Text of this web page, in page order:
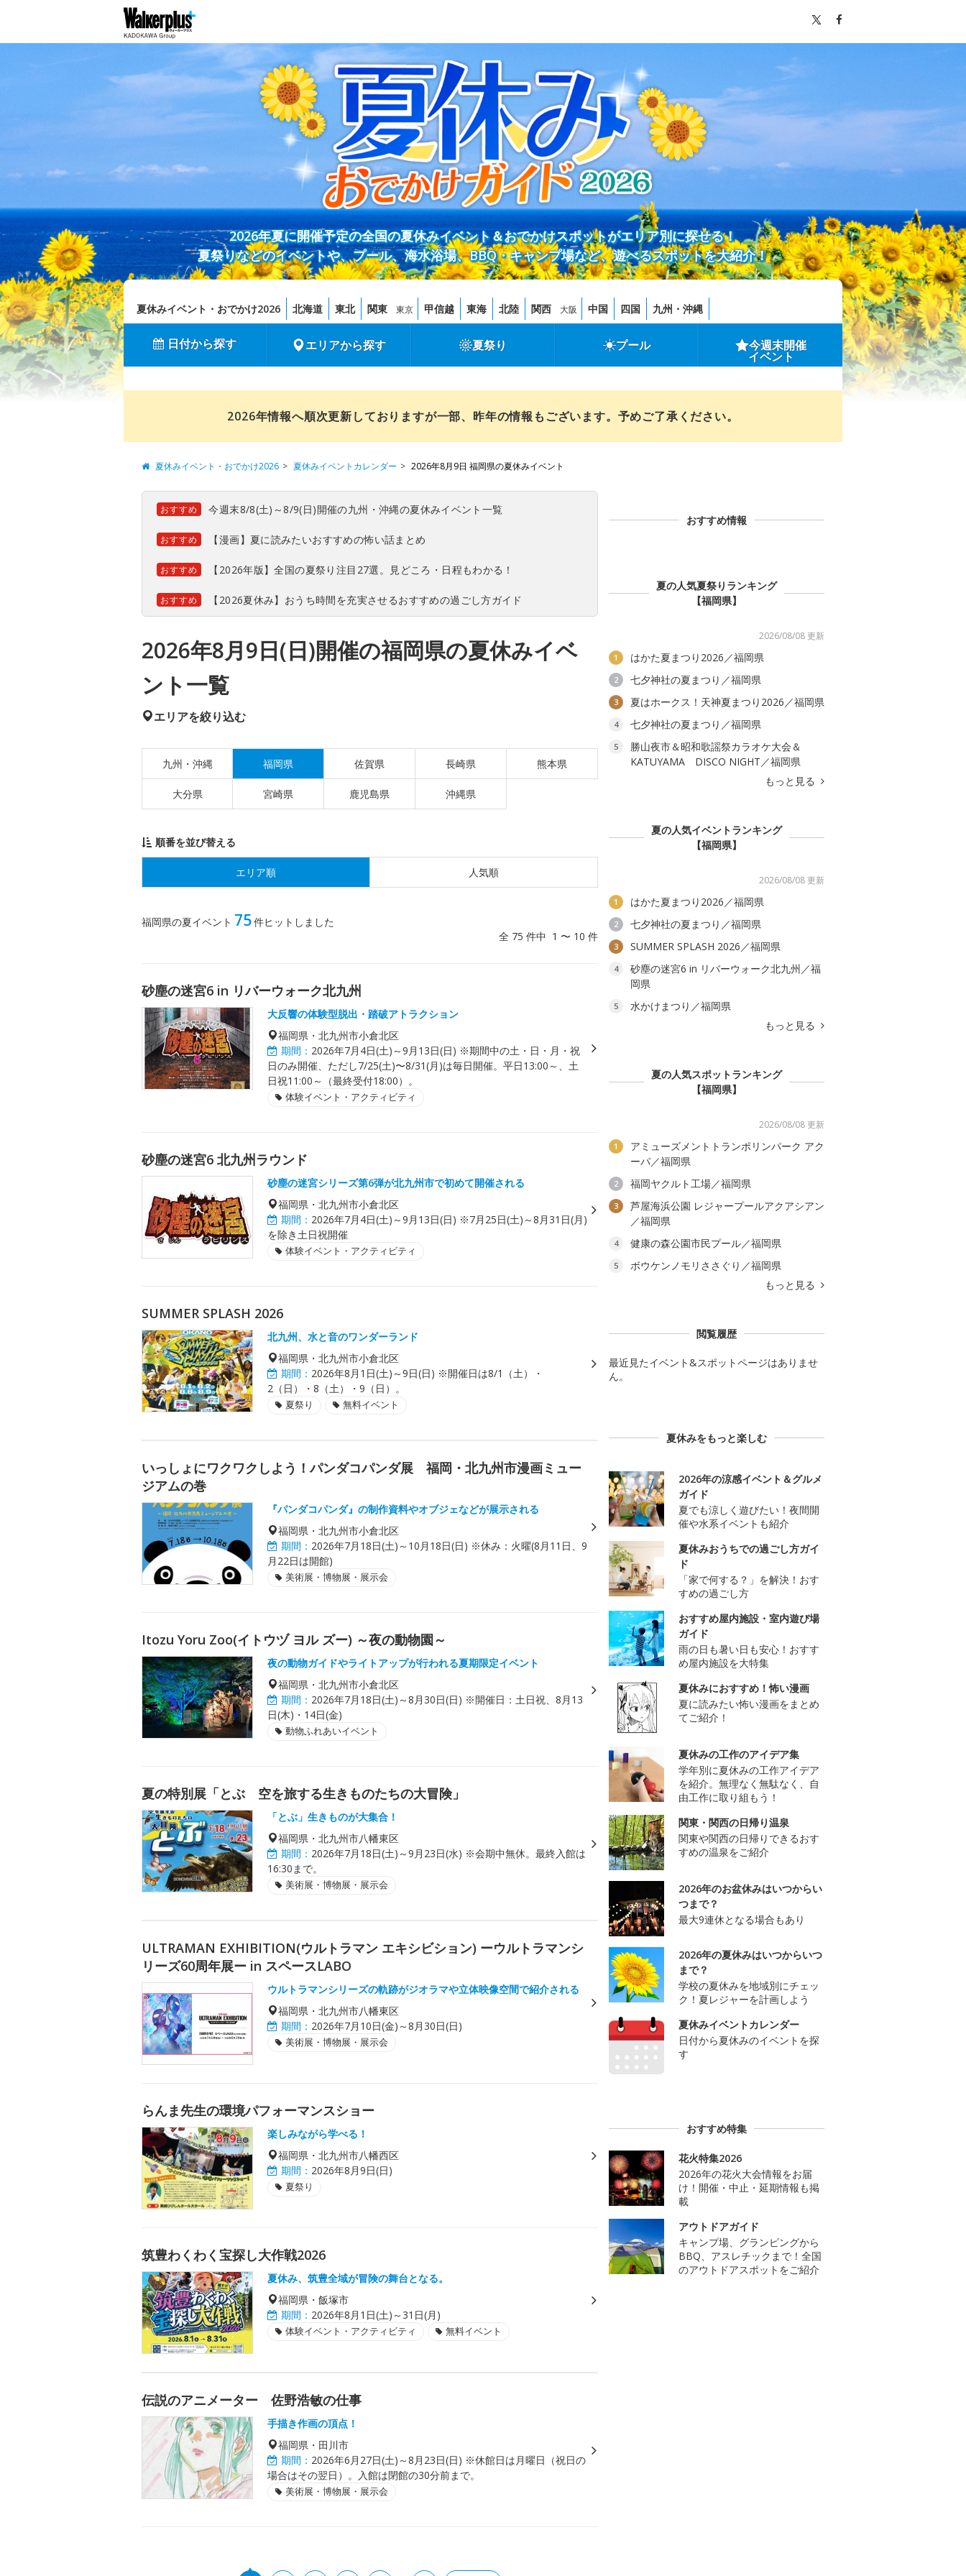
2026年夏に開催予定の全国の夏休みイベント＆おでかけスポットがエリア別に探せる！
夏祭りなどのイベントや、プール、海水浴場、BBQ・キャンプ場など、遊べるスポットを大紹介！
夏休みイベント・おでかけ2026 北海道 東北 関東 東京 甲信越 東海 北陸 関西 大阪 中国 四国 九州・沖縄
日付から探す エリアから探す 夏祭り プール 今週末開催
イベント
2026年情報へ順次更新しておりますが一部、昨年の情報もございます。予めご了承ください。
夏休みイベント・おでかけ2026 夏休みイベントカレンダー 2026年8月9日 福岡県の夏休みイベント
おすすめ 今週末8/8(土)～8/9(日)開催の九州・沖縄の夏休みイベント一覧
おすすめ 【漫画】夏に読みたいおすすめの怖い話まとめ
おすすめ 【2026年版】全国の夏祭り注目27選。見どころ・日程もわかる！
おすすめ 【2026夏休み】おうち時間を充実させるおすすめの過ごし方ガイド
2026年8月9日(日)開催の福岡県の夏休みイベ
ント一覧
エリアを絞り込む
九州・沖縄 福岡県 佐賀県 長崎県 熊本県
大分県 宮崎県 鹿児島県 沖縄県
順番を並び替える
エリア順 人気順
福岡県の夏イベント 75件ヒットしました
全 75 件中 1 〜 10 件
砂塵の迷宮6 in リバーウォーク北九州
大反響の体験型脱出・踏破アトラクション
福岡県・北九州市小倉北区
期間： 2026年7月4日(土)～9月13日(日) ※期間中の土・日・月・祝
日のみ開催、ただし7/25(土)〜8/31(月)は毎日開催。平日13:00～、土
日祝11:00～（最終受付18:00）。
体験イベント・アクティビティ
砂塵の迷宮6 北九州ラウンド
砂塵の迷宮シリーズ第6弾が北九州市で初めて開催される
福岡県・北九州市小倉北区
期間： 2026年7月4日(土)～9月13日(日) ※7月25日(土)～8月31日(月)
を除き土日祝開催
体験イベント・アクティビティ
SUMMER SPLASH 2026
北九州、水と音のワンダーランド
福岡県・北九州市小倉北区
期間： 2026年8月1日(土)～9日(日) ※開催日は8/1（土）・
2（日）・8（土）・9（日）。
夏祭り 無料イベント
いっしょにワクワクしよう！パンダコパンダ展 福岡・北九州市漫画ミュー
ジアムの巻
『パンダコパンダ』の制作資料やオブジェなどが展示される
福岡県・北九州市小倉北区
期間： 2026年7月18日(土)～10月18日(日) ※休み：火曜(8月11日、9
月22日は開館)
美術展・博物展・展示会
Itozu Yoru Zoo(イトウヅ ヨル ズー) ～夜の動物園～
夜の動物ガイドやライトアップが行われる夏期限定イベント
福岡県・北九州市小倉北区
期間： 2026年7月18日(土)～8月30日(日) ※開催日：土日祝、8月13
日(木)・14日(金)
動物ふれあいイベント
夏の特別展「とぶ 空を旅する生きものたちの大冒険」
「とぶ」生きものが大集合！
福岡県・北九州市八幡東区
期間： 2026年7月18日(土)～9月23日(水) ※会期中無休。最終入館は
16:30まで。
美術展・博物展・展示会
ULTRAMAN EXHIBITION(ウルトラマン エキシビション) ーウルトラマンシ
リーズ60周年展ー in スペースLABO
ウルトラマンシリーズの軌跡がジオラマや立体映像空間で紹介される
福岡県・北九州市八幡東区
期間： 2026年7月10日(金)～8月30日(日)
美術展・博物展・展示会
らんま先生の環境パフォーマンスショー
楽しみながら学べる！
福岡県・北九州市八幡西区
期間： 2026年8月9日(日)
夏祭り
筑豊わくわく宝探し大作戦2026
夏休み、筑豊全域が冒険の舞台となる。
福岡県・飯塚市
期間： 2026年8月1日(土)～31日(月)
体験イベント・アクティビティ 無料イベント
伝説のアニメーター 佐野浩敏の仕事
手描き作画の頂点！
福岡県・田川市
期間： 2026年6月27日(土)～8月23日(日) ※休館日は月曜日（祝日の
場合はその翌日）。入館は閉館の30分前まで。
美術展・博物展・展示会
おすすめ情報
夏の人気夏祭りランキング
【福岡県】
2026/08/08 更新
1 はかた夏まつり2026／福岡県
2 七夕神社の夏まつり／福岡県
3 夏はホークス！天神夏まつり2026／福岡県
4 七夕神社の夏まつり／福岡県
5
勝山夜市＆昭和歌謡祭カラオケ大会＆
KATUYAMA DISCO NIGHT／福岡県
もっと見る
夏の人気イベントランキング
【福岡県】
2026/08/08 更新
1 はかた夏まつり2026／福岡県
2 七夕神社の夏まつり／福岡県
3 SUMMER SPLASH 2026／福岡県
4
砂塵の迷宮6 in リバーウォーク北九州／福
岡県
5
水かけまつり／福岡県
もっと見る
夏の人気スポットランキング
【福岡県】
2026/08/08 更新
1
アミューズメントトランポリンパーク アク
ーパ／福岡県
2 福岡ヤクルト工場／福岡県
3
芦屋海浜公園 レジャープールアクアシアン
／福岡県
4 健康の森公園市民プール／福岡県
5
ボウケンノモリささぐり／福岡県
もっと見る
閲覧履歴
最近見たイベント&スポットページはありませ
ん。
夏休みをもっと楽しむ
2026年の涼感イベント＆グルメ
ガイド
夏でも涼しく遊びたい！夜間開
催や水系イベントも紹介
夏休みおうちでの過ごし方ガイ
ド
「家で何する？」を解決！おす
すめの過ごし方
おすすめ屋内施設・室内遊び場
ガイド
雨の日も暑い日も安心！おすす
め屋内施設を大特集
夏休みにおすすめ！怖い漫画
夏に読みたい怖い漫画をまとめ
てご紹介！
夏休みの工作のアイデア集
学年別に夏休みの工作アイデア
を紹介。無理なく無駄なく、自
由工作に取り組もう！
関東・関西の日帰り温泉
関東や関西の日帰りできるおす
すめの温泉をご紹介
2026年のお盆休みはいつからい
つまで？
最大9連休となる場合もあり
2026年の夏休みはいつからいつ
まで？
学校の夏休みを地域別にチェッ
ク！夏レジャーを計画しよう
夏休みイベントカレンダー
日付から夏休みのイベントを探
す
おすすめ特集
花火特集2026
2026年の花火大会情報をお届
け！開催・中止・延期情報も掲
載
アウトドアガイド
キャンプ場、グランピングから
BBQ、アスレチックまで！全国
のアウトドアスポットをご紹介